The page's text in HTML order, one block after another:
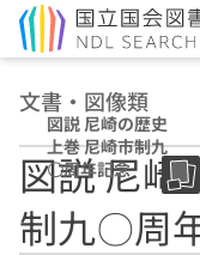
文書・図像類
図説 尼崎の歴史
上巻 尼崎市制九
〇周年記念
図説 尼崎
制九〇周